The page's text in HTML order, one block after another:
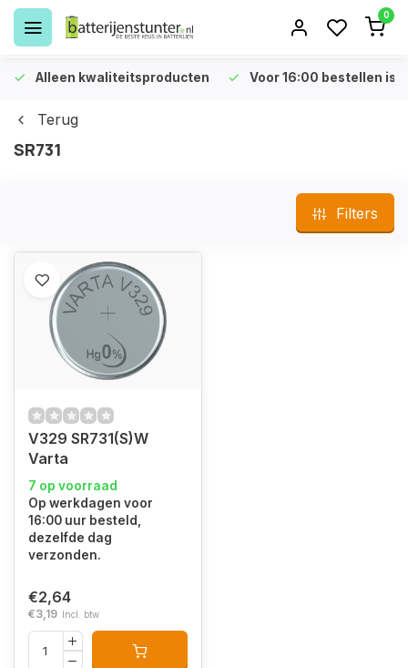
0
Alleen kwaliteitsproducten Voor 16:00 bestellen is
Terug
SR731
Filters
V329 SR731(S)W
Varta
7 op voorraad
Op werkdagen voor
16:00 uur besteld,
dezelfde dag
verzonden.
€2,64
€3,19 Incl. btw